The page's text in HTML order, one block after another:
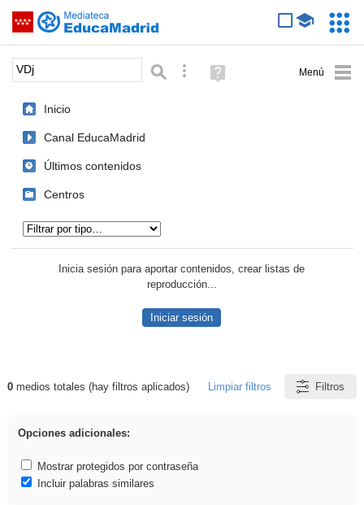
Saltar navegación
Palabra o frase: Búsqueda avanzada
Ayuda
(en
Inicio
Canal EducaMadrid
Últimos contenidos
Centros
Inicia sesión para aportar contenidos, crear listas de
reproducción...
Iniciar sesión
Resultados de: VDj
0medios totales (hay filtros aplicados) Limpiar filtros Filtros
Opciones adicionales:
Mostrar protegidos por contraseña
Incluir palabras similares